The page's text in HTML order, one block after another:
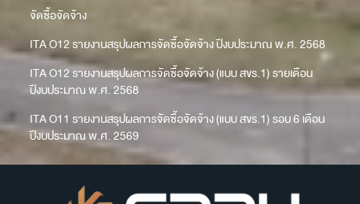
จัดซื้อจัดจ้าง
ITA O12 รายงานสรุปผลการจัดซื้อจัดจ้าง ปีงบประมาณ พ.ศ. 2568
ITA O12 รายงานสรุปผลการจัดซื้อจัดจ้าง (แบบ สขร.1) รายเดือน
ปีงบประมาณ พ.ศ. 2568
ITA O11 รายงานสรุปผลการจัดซื้อจัดจ้าง (แบบ สขร.1) รอบ 6 เดือน
ปีงบประมาณ พ.ศ. 2569